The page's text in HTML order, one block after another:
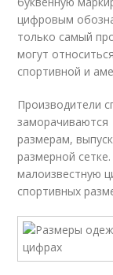
цифровым
только самый
могут
спортивной и
Производители
размерам,
размерной
малоизвестную
спортивных